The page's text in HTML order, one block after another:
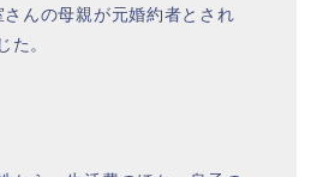
さんの母親が元婚約者とされ
た。